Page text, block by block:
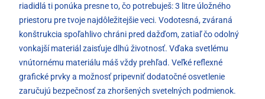
riadidlá ti ponúka presne to, čo potrebuješ: 3 litre úložného
priestoru pre tvoje najdôležitejšie veci. Vodotesná, zváraná
konštrukcia spoľahlivo chráni pred dažďom, zatiaľ čo odolný
vonkajší materiál zaisťuje dlhú životnosť. Vďaka svetlému
vnútornému materiálu máš vždy prehľad. Veľké reflexné
grafické prvky a možnosť pripevniť dodatočné osvetlenie
zaručujú bezpečnosť za zhoršených svetelných podmienok.